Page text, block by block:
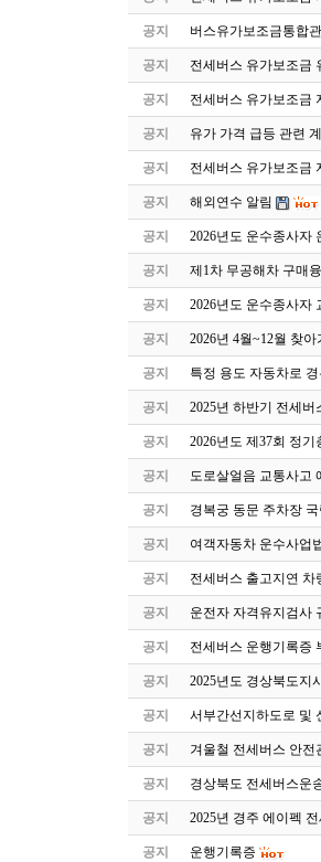
공지 버스유가보조금통합
공지 전세버스 유가보조금
공지 전세버스 유가보조금
공지 유가 가격 급등 관련
공지 전세버스 유가보조금
공지 해외연수 알림
공지 2026년도 운수종사자
공지 제1차 무공해차 구매
공지 2026년도 운수종사자
공지 2026년 4월~12월 찾
공지 특정 용도 자동차로
공지 2025년 하반기 전세
공지 2026년도 제37회 정기
공지 도로살얼음 교통사고
공지 경복궁 동문 주차장
공지 여객자동차 운수사업
공지 전세버스 출고지연 차
공지 운전자 자격유지검사
공지 전세버스 운행기록증
공지 2025년도 경상북도지
공지 서부간선지하도로 및
공지 겨울철 전세버스 안전
공지 경상북도 전세버스운
공지 2025년 경주 에이펙
공지 운행기록증